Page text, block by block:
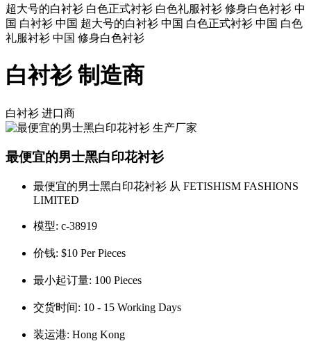
超大号的白衬衫 白色正式衬衫 白色礼服衬衫 修身白色衬衫 中
国 白衬衫 中国 超大号的白衬衫 中国 白色正式衬衫 中国 白色
礼服衬衫 中国 修身白色衬衫
白衬衫 制造商
白衬衫 进口商
最便宜的男士黑白印花衬衫
最便宜的男士黑白印花衬衫 从 FETISHISM FASHIONS
LIMITED
模型: c-38919
价钱: $10 Per Pieces
最小起订量: 100 Pieces
交货时间: 10 - 15 Working Days
装运港: Hong Kong